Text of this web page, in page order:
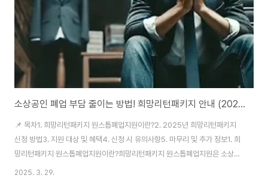
소상공인 폐업 부담 줄이는 방법! 희망리턴패키지 안내 (2025년 최신 정보)
📌 목차1. 희망리턴패키지 원스톱폐업지원이란?2. 2025년 희망리턴패키지
신청 방법3. 지원 대상 및 혜택4. 신청 시 유의사항5. 마무리 및 추가 정보1. 희
망리턴패키지 원스톱폐업지원이란?희망리턴패키지 원스톱폐업지원은 소상공
인시장진흥공단에서 제공하는 지원 프로그램으로, 폐업을 결정한 소상공인들
2025. 3. 29.